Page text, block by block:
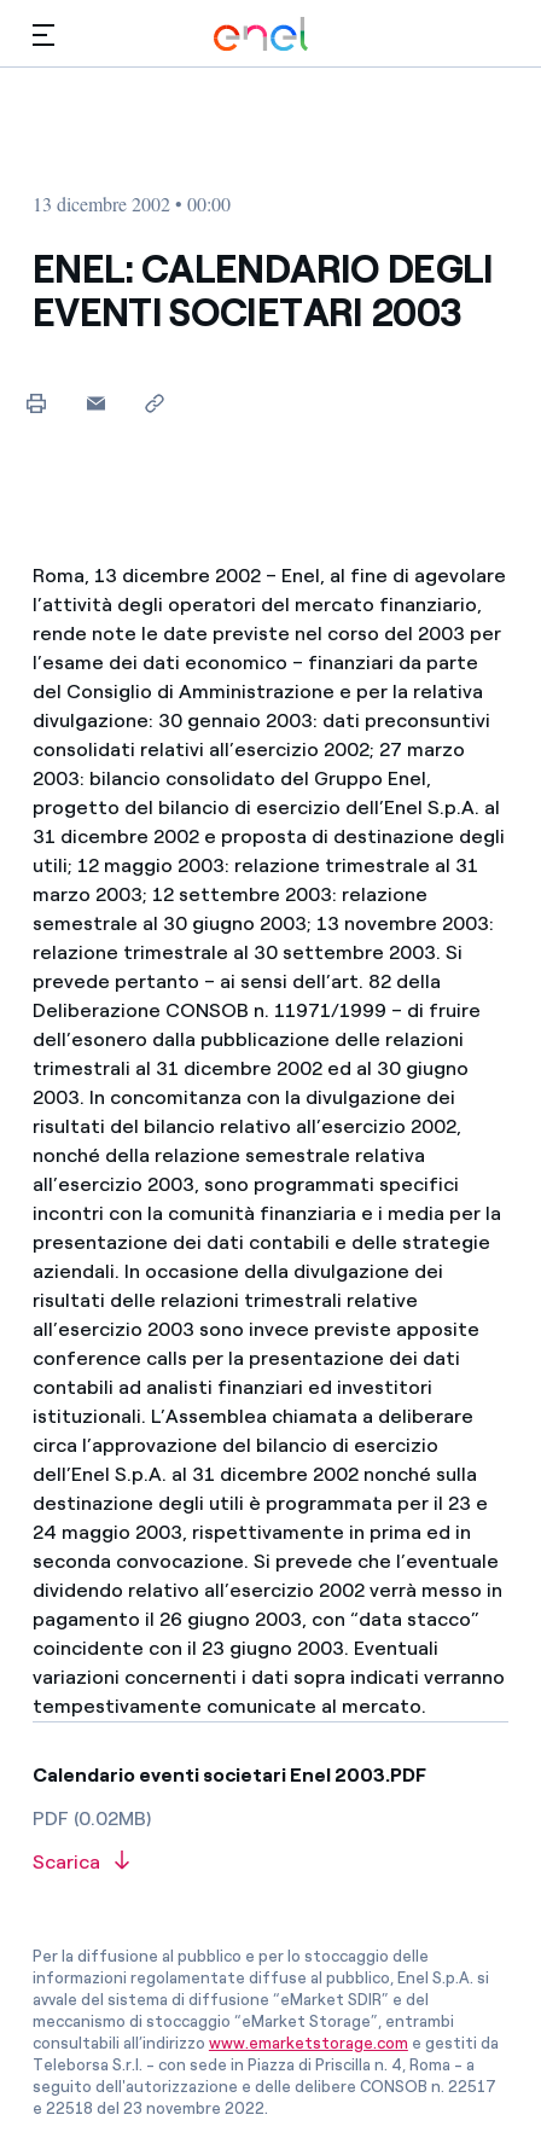
13 dicembre 2002 • 00:00
ENEL: CALENDARIO DEGLI
EVENTI SOCIETARI 2003
Roma, 13 dicembre 2002 – Enel, al fine di agevolare
l’attività degli operatori del mercato finanziario,
rende note le date previste nel corso del 2003 per
l’esame dei dati economico – finanziari da parte
del Consiglio di Amministrazione e per la relativa
divulgazione: 30 gennaio 2003: dati preconsuntivi
consolidati relativi all’esercizio 2002; 27 marzo
2003: bilancio consolidato del Gruppo Enel,
progetto del bilancio di esercizio dell’Enel S.p.A. al
31 dicembre 2002 e proposta di destinazione degli
utili; 12 maggio 2003: relazione trimestrale al 31
marzo 2003; 12 settembre 2003: relazione
semestrale al 30 giugno 2003; 13 novembre 2003:
relazione trimestrale al 30 settembre 2003. Si
prevede pertanto – ai sensi dell’art. 82 della
Deliberazione CONSOB n. 11971/1999 – di fruire
dell’esonero dalla pubblicazione delle relazioni
trimestrali al 31 dicembre 2002 ed al 30 giugno
2003. In concomitanza con la divulgazione dei
risultati del bilancio relativo all’esercizio 2002,
nonché della relazione semestrale relativa
all’esercizio 2003, sono programmati specifici
incontri con la comunità finanziaria e i media per la
presentazione dei dati contabili e delle strategie
aziendali. In occasione della divulgazione dei
risultati delle relazioni trimestrali relative
all’esercizio 2003 sono invece previste apposite
conference calls per la presentazione dei dati
contabili ad analisti finanziari ed investitori
istituzionali. L’Assemblea chiamata a deliberare
circa l’approvazione del bilancio di esercizio
dell’Enel S.p.A. al 31 dicembre 2002 nonché sulla
destinazione degli utili è programmata per il 23 e
24 maggio 2003, rispettivamente in prima ed in
seconda convocazione. Si prevede che l’eventuale
dividendo relativo all’esercizio 2002 verrà messo in
pagamento il 26 giugno 2003, con “data stacco”
coincidente con il 23 giugno 2003. Eventuali
variazioni concernenti i dati sopra indicati verranno
tempestivamente comunicate al mercato.
Calendario eventi societari Enel 2003.PDF
PDF (0.02MB)
Scarica
Per la diffusione al pubblico e per lo stoccaggio delle
informazioni regolamentate diffuse al pubblico, Enel S.p.A. si
avvale del sistema di diffusione “eMarket SDIR” e del
meccanismo di stoccaggio “eMarket Storage”, entrambi
consultabili all’indirizzo www.emarketstorage.com e gestiti da
Teleborsa S.r.l. - con sede in Piazza di Priscilla n. 4, Roma - a
seguito dell'autorizzazione e delle delibere CONSOB n. 22517
e 22518 del 23 novembre 2022.